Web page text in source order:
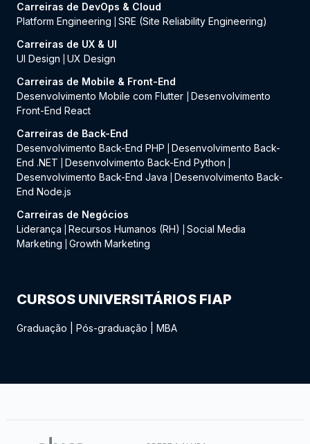
Carreiras de DevOps & Cloud
Platform Engineering
SRE (Site Reliability Engineering)
Carreiras de UX & UI
UI Design
UX Design
Carreiras de Mobile & Front-End
Desenvolvimento Mobile com Flutter
Desenvolvimento
Front-End React
Carreiras de Back-End
Desenvolvimento Back-End PHP
Desenvolvimento Back-
End .NET
Desenvolvimento Back-End Python
Desenvolvimento Back-End Java
Desenvolvimento Back-
End Node.js
Carreiras de Negócios
Liderança
Recursos Humanos (RH)
Social Media
Marketing
Growth Marketing
CURSOS UNIVERSITÁRIOS FIAP
Graduação Pós-graduação MBA